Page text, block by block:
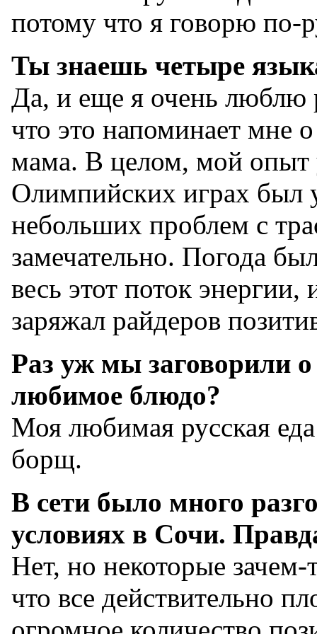
потому что я говорю по-
Ты знаешь четыре
Да, и еще я очень люблю
что это напоминает мне
мама. В целом, мой опыт
Олимпийских играх был
небольших проблем с
замечательно. Погода
весь этот поток
заряжал райдеров
Раз уж мы заговорили о
любимое блюдо?
Моя любимая русская
борщ.
В сети было много
условиях в Сочи.
Нет, но некоторые зачем-
что все действительно